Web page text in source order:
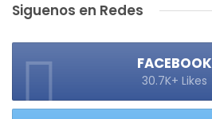
Siguenos en Redes
FACEBOOK
30.7K+ Likes